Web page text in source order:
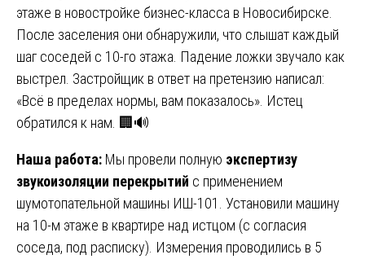
этаже в новостройке бизнес-класса в Новосибирске.
После заселения они обнаружили, что слышат каждый
шаг соседей с 10-го этажа. Падение ложки звучало как
выстрел. Застройщик в ответ на претензию написал:
«Всё в пределах нормы, вам показалось». Истец
обратился к нам. 🏢🔊
Наша работа: Мы провели полную экспертизу
звукоизоляции перекрытий с применением
шумотопательной машины ИШ-101. Установили машину
на 10-м этаже в квартире над истцом (с согласия
соседа, под расписку). Измерения проводились в 5